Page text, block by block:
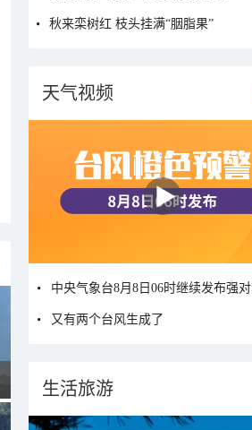
秋来栾树红 枝头挂满“胭脂果”
天气视频
又有两个台风生成了
生活旅游